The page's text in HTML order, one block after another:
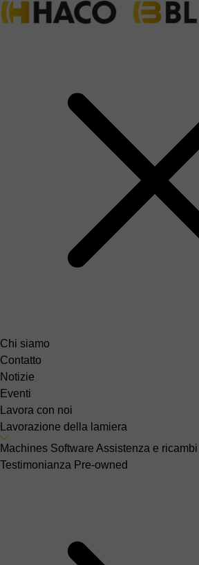
Chi siamo
Contatto
Notizie
Eventi
Lavora con noi
Lavorazione della lamiera
Machines Software Assistenza e ricambi
Testimonianza Pre-owned